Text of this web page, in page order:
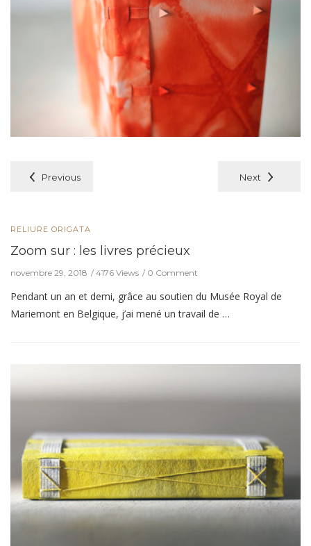
Previous Next
RELIURE ORIGATA
Zoom sur : les livres précieux
novembre 29, 2018 4176 Views 0 Comment
Pendant un an et demi, grâce au soutien du Musée Royal de
Mariemont en Belgique, j’ai mené un travail de …